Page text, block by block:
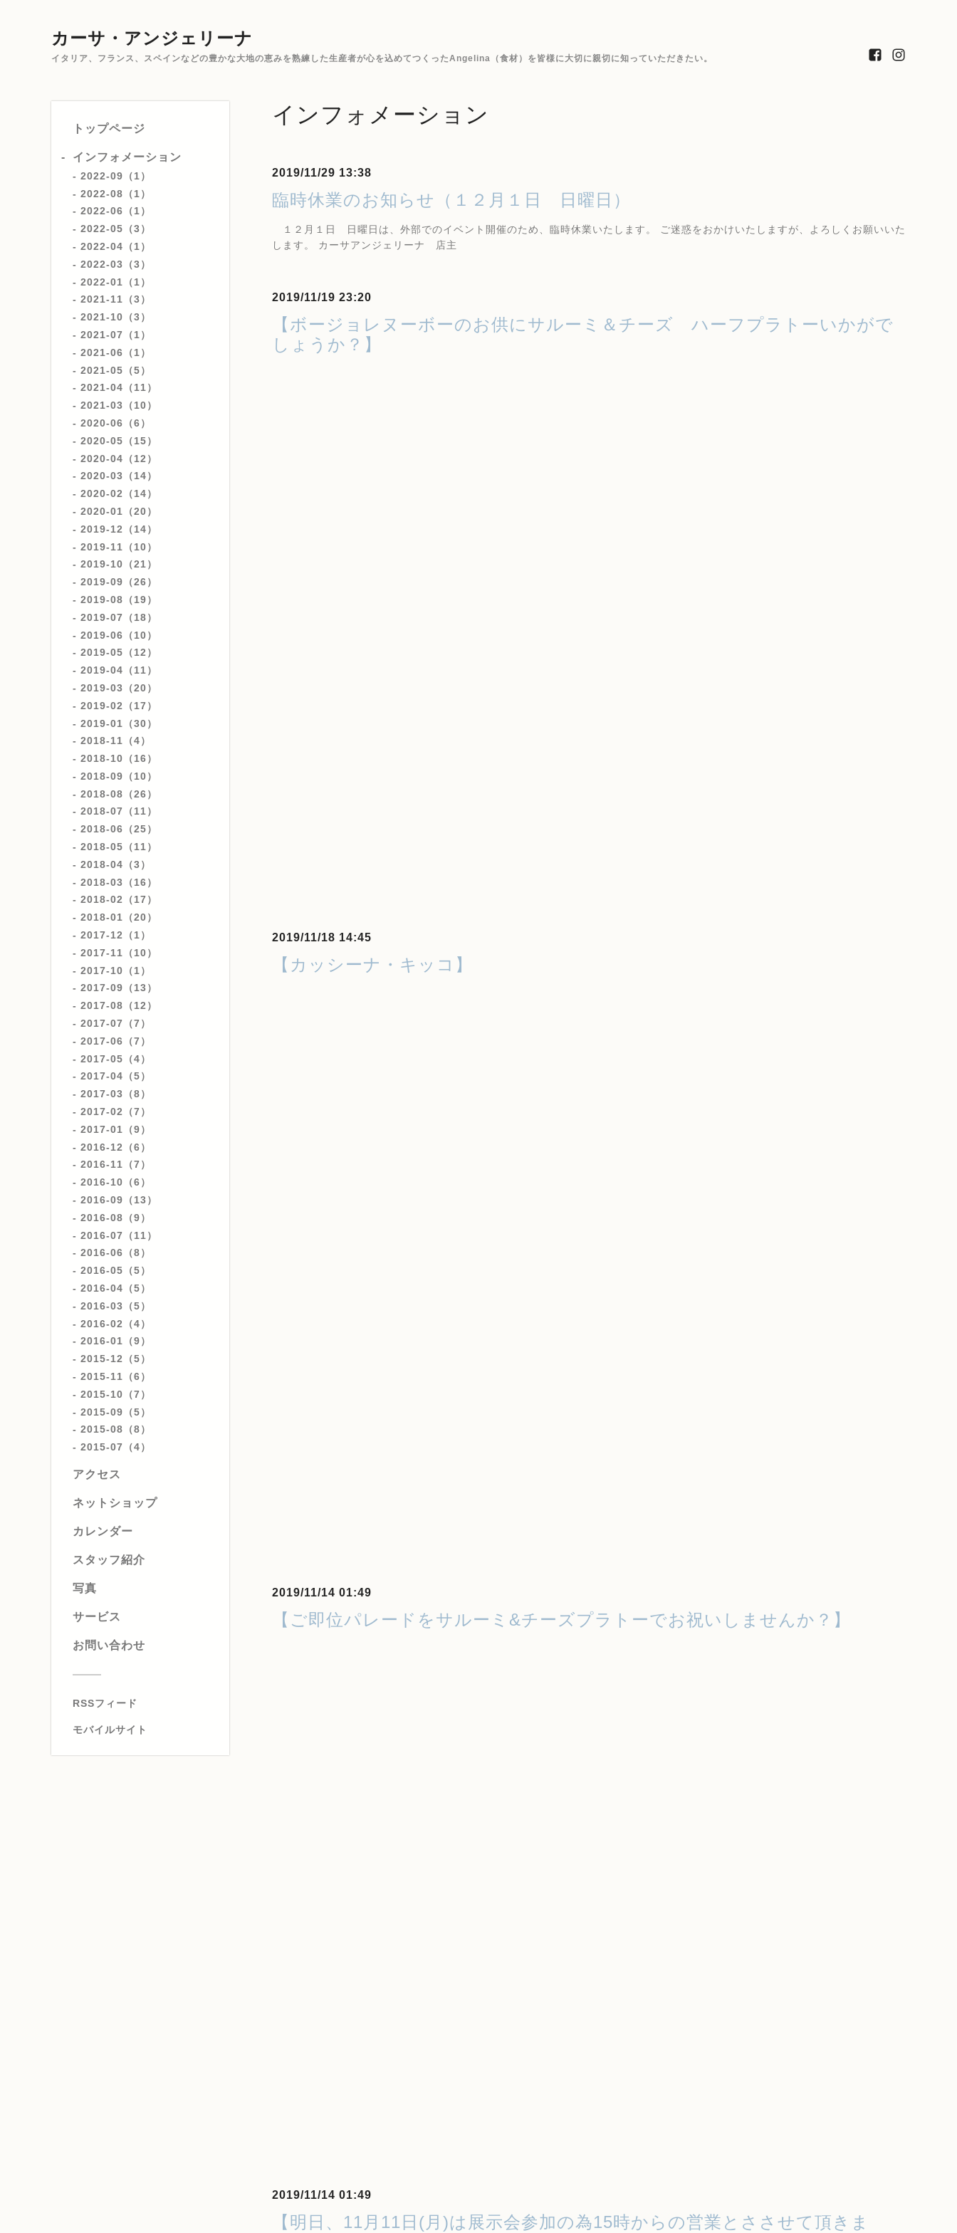
カーサ・アンジェリーナ
イタリア、フランス、スペインなどの豊かな大地の恵みを熟練した生産者が心を込めてつくったAngelina（食材）を皆様に大切に親切に知っていただきたい。
トップページ
インフォメーション
2022-09（1）
2022-08（1）
2022-06（1）
2022-05（3）
2022-04（1）
2022-03（3）
2022-01（1）
2021-11（3）
2021-10（3）
2021-07（1）
2021-06（1）
2021-05（5）
2021-04（11）
2021-03（10）
2020-06（6）
2020-05（15）
2020-04（12）
2020-03（14）
2020-02（14）
2020-01（20）
2019-12（14）
2019-11（10）
2019-10（21）
2019-09（26）
2019-08（19）
2019-07（18）
2019-06（10）
2019-05（12）
2019-04（11）
2019-03（20）
2019-02（17）
2019-01（30）
2018-11（4）
2018-10（16）
2018-09（10）
2018-08（26）
2018-07（11）
2018-06（25）
2018-05（11）
2018-04（3）
2018-03（16）
2018-02（17）
2018-01（20）
2017-12（1）
2017-11（10）
2017-10（1）
2017-09（13）
2017-08（12）
2017-07（7）
2017-06（7）
2017-05（4）
2017-04（5）
2017-03（8）
2017-02（7）
2017-01（9）
2016-12（6）
2016-11（7）
2016-10（6）
2016-09（13）
2016-08（9）
2016-07（11）
2016-06（8）
2016-05（5）
2016-04（5）
2016-03（5）
2016-02（4）
2016-01（9）
2015-12（5）
2015-11（6）
2015-10（7）
2015-09（5）
2015-08（8）
2015-07（4）
アクセス
ネットショップ
カレンダー
スタッフ紹介
写真
サービス
お問い合わせ
RSSフィード
モバイルサイト
インフォメーション
2019/11/29 13:38
臨時休業のお知らせ（１２月１日 日曜日）
１２月１日 日曜日は、外部でのイベント開催のため、臨時休業いたします。 ご迷惑をおかけいたしますが、よろしくお願いいた
します。 カーサアンジェリーナ 店主
2019/11/19 23:20
【ボージョレヌーボーのお供にサルーミ＆チーズ ハーフプラトーいかがで
しょうか？】
2019/11/18 14:45
【カッシーナ・キッコ】
2019/11/14 01:49
【ご即位パレードをサルーミ&チーズプラトーでお祝いしませんか？】
2019/11/14 01:49
【明日、11月11日(月)は展示会参加の為15時からの営業とささせて頂きま